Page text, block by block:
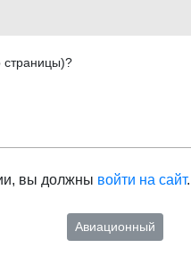
страницы)?
вы должны войти на сайт.
Авиационный